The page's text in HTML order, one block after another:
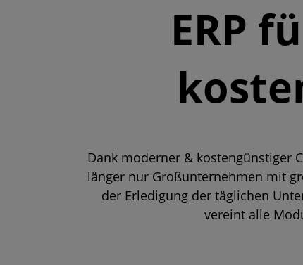
ERP
Dank moderner & kostengünstiger
länger nur Großunternehmen mit
der Erledigung der täglichen
vereint alle